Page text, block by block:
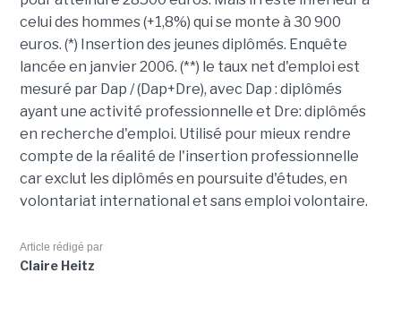
celui des hommes (+1,8%) qui se monte à 30 900
euros. (*) Insertion des jeunes diplômés. Enquête
lancée en janvier 2006. (**) le taux net d'emploi est
mesuré par Dap / (Dap+Dre), avec Dap : diplômés
ayant une activité professionnelle et Dre: diplômés
en recherche d'emploi. Utilisé pour mieux rendre
compte de la réalité de l'insertion professionnelle
car exclut les diplômés en poursuite d'études, en
volontariat international et sans emploi volontaire.
Article rédigé par
Claire Heitz